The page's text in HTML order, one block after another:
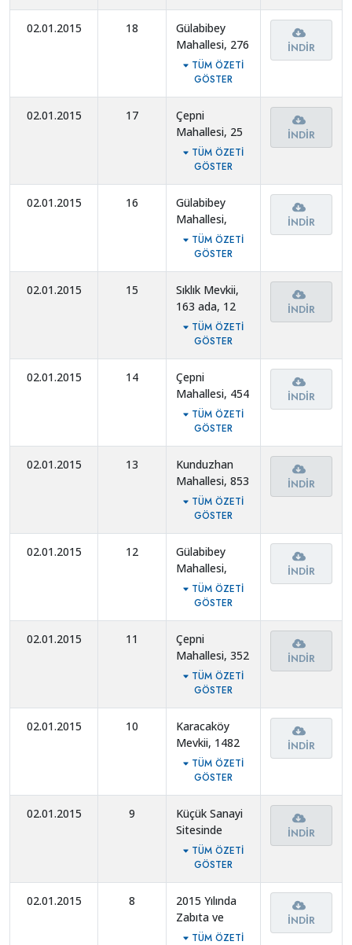
02.01.2015 18
Gülabibey
Mahallesi, 276
ada, 1 parsel
ve 630 ada, 60
parsellerde
plan değişikliği.
TÜM ÖZETI
GÖSTER
İNDIR
02.01.2015 17
Çepni
Mahallesi, 25
pafta, 450
ada, 320 ada
da plan
değişikliği.
TÜM ÖZETI
GÖSTER
İNDIR
02.01.2015 16
Gülabibey
Mahallesi,
1496 ada, 6
nolu parselde
plan değişikliği.
TÜM ÖZETI
GÖSTER
İNDIR
02.01.2015 15
Sıklık Mevkii,
163 ada, 12
nolu parselde
plan değişikliği.
TÜM ÖZETI
GÖSTER
İNDIR
02.01.2015 14
Çepni
Mahallesi, 454
ada, 24, 68,
69 nolu
parsellerde
plan değişikliği.
TÜM ÖZETI
GÖSTER
İNDIR
02.01.2015 13
Kunduzhan
Mahallesi, 853
ada, 1 nolu
parselde plan
değişikliği.
TÜM ÖZETI
GÖSTER
İNDIR
02.01.2015 12
Gülabibey
Mahallesi,
3843 ada, 2
nolu parselde
plan değişikliği.
TÜM ÖZETI
GÖSTER
İNDIR
02.01.2015 11
Çepni
Mahallesi, 352
ada, 157 nolu
parselde plan
değişikliği.
TÜM ÖZETI
GÖSTER
İNDIR
02.01.2015 10
Karacaköy
Mevkii, 1482
nolu parselde
plan değişikliği.
TÜM ÖZETI
GÖSTER
İNDIR
02.01.2015 9
Küçük Sanayi
Sitesinde
bulunan
işyerlerine
inşaat ruhsatı
verilmesi
safhasında
alınacak
TÜM ÖZETI
GÖSTER
İNDIR
02.01.2015 8
2015 Yılında
Zabıta ve
İtfaiye
TÜM ÖZETI
İNDIR